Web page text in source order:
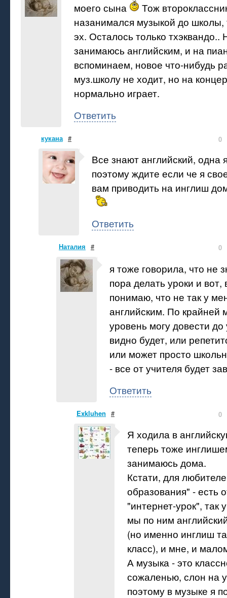
моего сына
Тож
назанимался музыкой до школы,
эх. Осталось только
занимаюсь английским, и на
вспоминаем, новое что-нибудь
муз.школу не ходит, но на
нормально играет.
Ответить
кукана # 0
Все знают английский, одна
поэтому ждите если че я
вам приводить на инглиш
Ответить
Наталия # 0
я тоже говорила, что не
пора делать уроки и
понимаю, что не так у
английским. По крайней
уровень могу довести
видно будет, или
или может просто
- все от учителя будет
Ответить
Exkluhen # 0
Я ходила в
теперь тоже
занимаюсь дома.
Кстати, для
образования" - есть
"интернет-урок", так
мы по ним
(но именно инглиш
класс), и мне, и
А музыка - это
сожаленью, слон на
поэтому в музыке я